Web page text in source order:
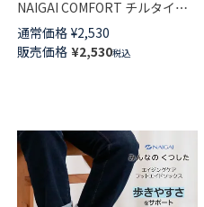
NAIGAI COMFORT チルタイム
毛混 総パイル ルームソックス
履き口ゆったり 日本製 レディ
ース 03022857
通常価格 ¥2,530
販売価格 ¥2,530税込